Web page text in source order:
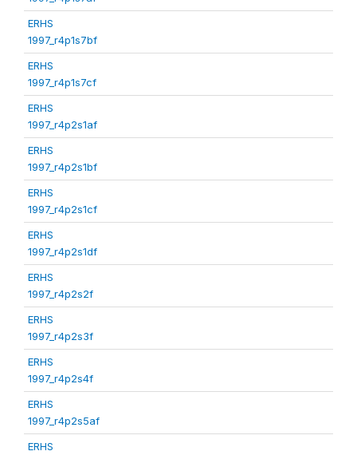
ERHS
1997_r4p1s7bf
ERHS
1997_r4p1s7cf
ERHS
1997_r4p2s1af
ERHS
1997_r4p2s1bf
ERHS
1997_r4p2s1cf
ERHS
1997_r4p2s1df
ERHS
1997_r4p2s2f
ERHS
1997_r4p2s3f
ERHS
1997_r4p2s4f
ERHS
1997_r4p2s5af
ERHS